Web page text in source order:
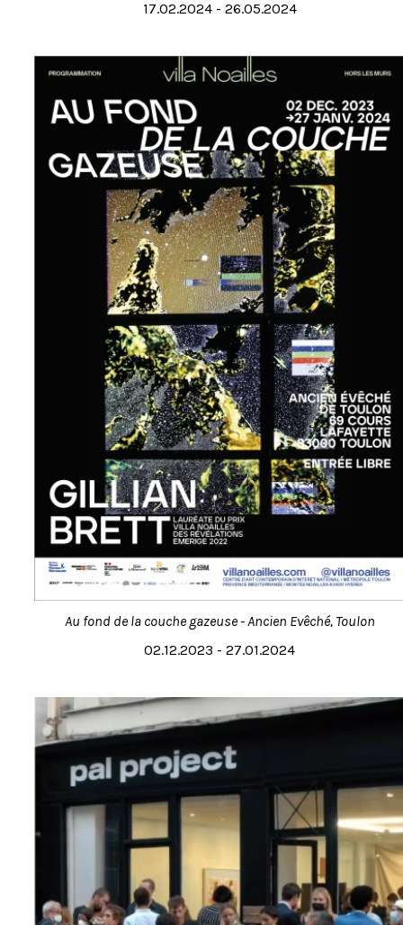
17.02.2024 - 26.05.2024
Au fond de la couche gazeuse - Ancien Evêché, Toulon
02.12.2023 - 27.01.2024